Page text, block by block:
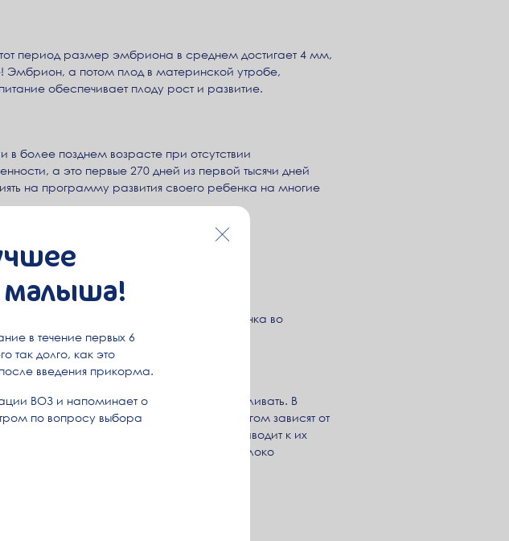
период размер эмбриона в среднем достигает 4 мм,
Эмбрион, а потом плод в материнской утробе,
обеспечивает плоду рост и развитие.
более позднем возрасте при отсутствии
а это первые 270 дней из первой тысячи дней
на программу развития своего ребенка на многие
изменения в обмене веществ:
гипертонии, ожирения у ребенка во
появляется на свет, и его нужно выкармливать. В
и количество грудного молока во многом зависят от
Дефицит некоторых из них приводит к их
на рост и развитие малыша. Грудное молоко
малыша!
в течение первых 6
так долго, как это
введения прикорма.
ВОЗ и напоминает о
по вопросу выбора